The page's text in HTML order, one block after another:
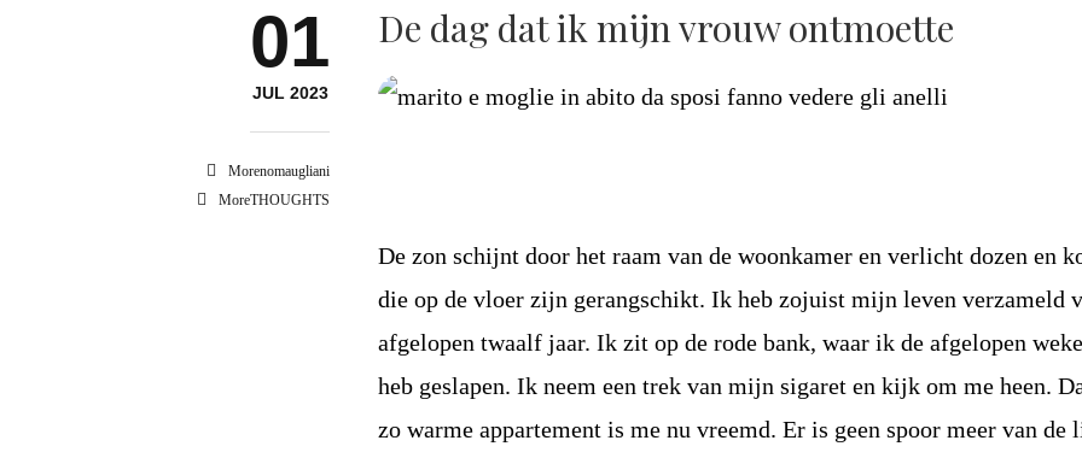
01
JUL 2023
Morenomaugliani
MoreTHOUGHTS
De dag dat ik mijn vrouw ontmoette
De zon schijnt door het raam van de woonkamer en verlicht dozen en
die op de vloer zijn gerangschikt. Ik heb zojuist mijn leven verzameld
afgelopen twaalf jaar. Ik zit op de rode bank, waar ik de afgelopen
heb geslapen. Ik neem een ​​trek van mijn sigaret en kijk om me heen.
zo warme appartement is me nu vreemd. Er is geen spoor meer van de